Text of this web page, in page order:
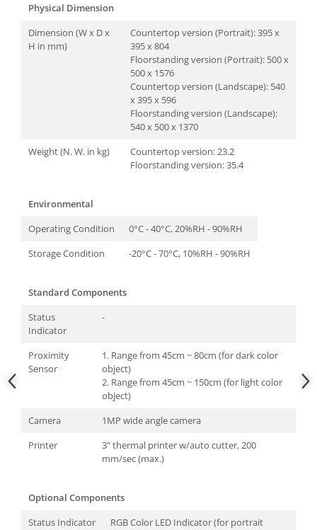
Physical Dimension
Dimension (W x D x
H in mm)
Countertop version (Portrait): 395 x
395 x 804
Floorstanding version (Portrait): 500 x
500 x 1576
Countertop version (Landscape): 540
x 395 x 596
Floorstanding version (Landscape):
540 x 500 x 1370
Weight (N. W. in kg)
Countertop version: 23.2
Floorstanding version: 35.4
Environmental
Operating Condition
0°C - 40°C, 20%RH - 90%RH
Storage Condition
-20°C - 70°C, 10%RH - 90%RH
Standard Components
Status
Indicator
-
Proximity
Sensor
1. Range from 45cm ~ 80cm (for dark color
object)
2. Range from 45cm ~ 150cm (for light color
object)
Camera
1MP wide angle camera
Printer
3" thermal printer w/auto cutter, 200
mm/sec (max.)
Optional Components
Status Indicator
RGB Color LED Indicator (for portrait